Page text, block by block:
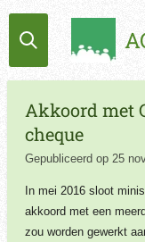
Ga
direct
de
hoofdinhoud
Akkoord met
cheque
Gepubliceerd op 25
In mei 2016 sloot
akkoord met een
zou worden gewerkt